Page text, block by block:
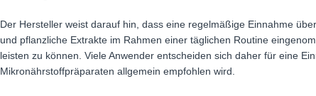
Der Hersteller weist darauf hin, dass eine regelmäßige Einnahme
und pflanzliche Extrakte im Rahmen einer täglichen Routine
leisten zu können. Viele Anwender entscheiden sich daher für eine
Mikronährstoffpräparaten allgemein empfohlen wird.